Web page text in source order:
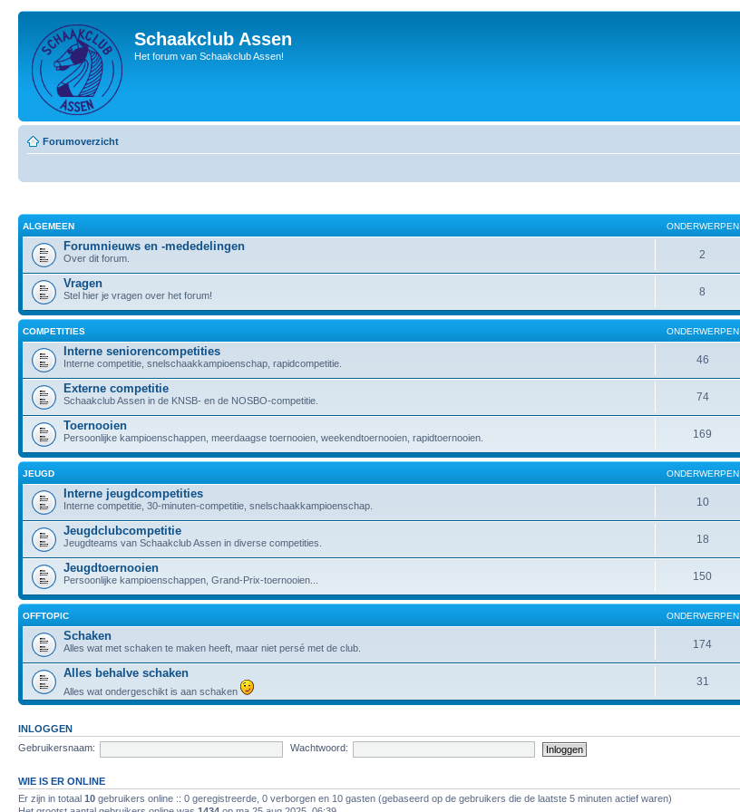
Schaakclub Assen
Het forum van Schaakclub Assen!
Forumoverzicht
ALGEMEEN ONDERWERPEN
Forumnieuws en -mededelingen
Over dit forum. 2
Vragen
Stel hier je vragen over het forum! 8
COMPETITIES ONDERWERPEN
Interne seniorencompetities
Interne competitie, snelschaakkampioenschap, rapidcompetitie. 46
Externe competitie
Schaakclub Assen in de KNSB- en de NOSBO-competitie. 74
Toernooien
Persoonlijke kampioenschappen, meerdaagse toernooien, weekendtoernooien, rapidtoernooien. 169
JEUGD ONDERWERPEN
Interne jeugdcompetities
Interne competitie, 30-minuten-competitie, snelschaakkampioenschap. 10
Jeugdclubcompetitie
Jeugdteams van Schaakclub Assen in diverse competities. 18
Jeugdtoernooien
Persoonlijke kampioenschappen, Grand-Prix-toernooien... 150
OFFTOPIC ONDERWERPEN
Schaken
Alles wat met schaken te maken heeft, maar niet persé met de club. 174
Alles behalve schaken
Alles wat ondergeschikt is aan schaken
31
INLOGGEN
Gebruikersnaam:
Wachtwoord:
WIE IS ER ONLINE
Er zijn in totaal 10 gebruikers online :: 0 geregistreerde, 0 verborgen en 10 gasten (gebaseerd op de gebruikers die de laatste 5 minuten actief waren)